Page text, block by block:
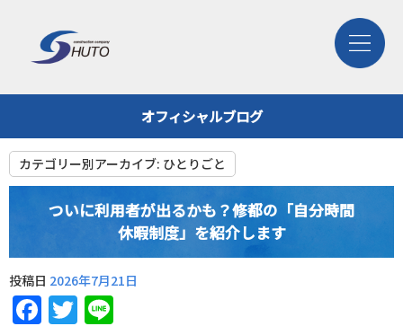
オフィシャルブログ
カテゴリー別アーカイブ: ひとりごと
ついに利用者が出るかも？修都の「自分時間
休暇制度」を紹介します
投稿日 2026年7月21日
Facebook
Twitter